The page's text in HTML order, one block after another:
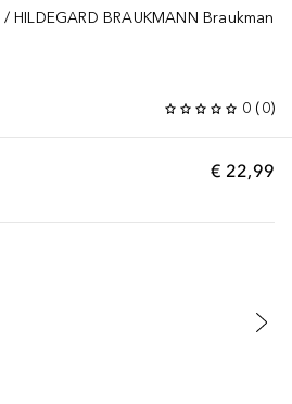
HILDEGARD BRAUKMANN
0 (0)
€ 22,99